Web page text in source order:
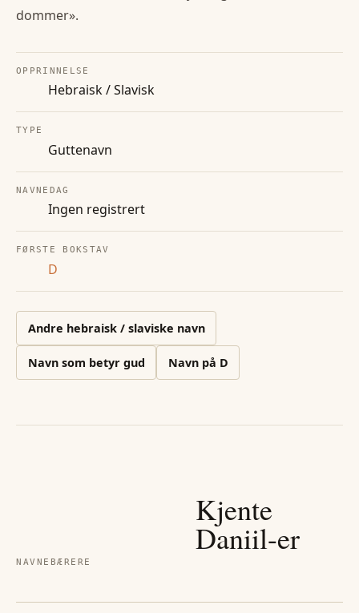
dommer».
OPPRINNELSE
Hebraisk / Slavisk
TYPE
Guttenavn
NAVNEDAG
Ingen registrert
FØRSTE BOKSTAV
D
Andre hebraisk / slaviske navn
Navn som betyr gud Navn på D
NAVNEBÆRERE
Kjente
Daniil-er